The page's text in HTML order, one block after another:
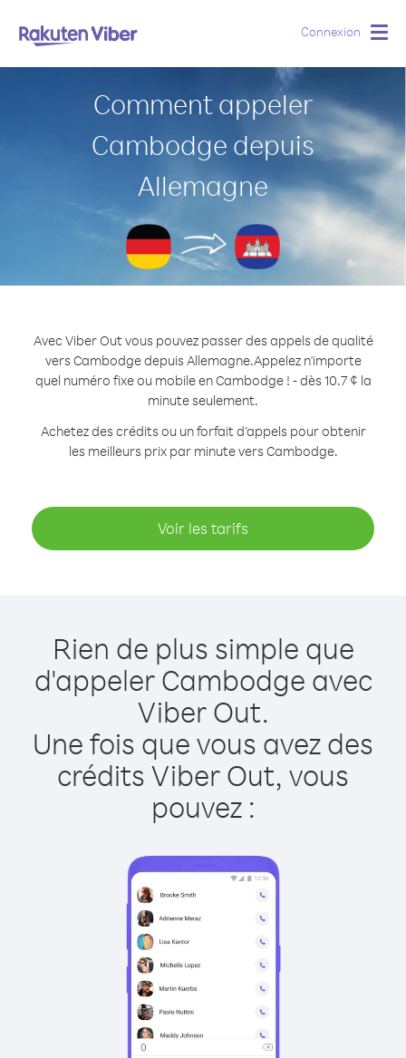
Connexion
Comment appeler
Cambodge depuis
Allemagne
Avec Viber Out vous pouvez passer des appels de qualité
vers Cambodge depuis Allemagne.Appelez n'importe
quel numéro fixe ou mobile en Cambodge ! - dès 10.7 ¢ la
minute seulement.
Achetez des crédits ou un forfait d’appels pour obtenir
les meilleurs prix par minute vers Cambodge.
Voir les tarifs
Rien de plus simple que
d'appeler Cambodge avec
Viber Out.
Une fois que vous avez des
crédits Viber Out, vous
pouvez :